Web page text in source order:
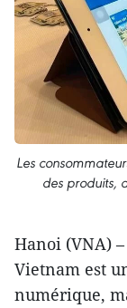
Les
des produits,
Hanoi (VNA)
Vietnam est
numérique,